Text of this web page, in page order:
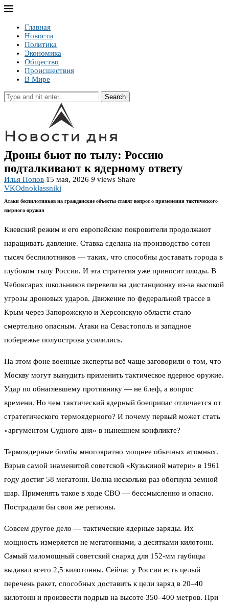
Главная
Новости
Политика
Экономика
Общество
Происшествия
В Мире
Search
Дроны бьют по тылу: Россию
подталкивают к ядерному ответу
Илья Попов 15 мая, 2026 9 views Share
VKOdnoklassniki
Атаки беспилотников на гражданские объекты ставят вопрос о применении тактического
ядерного оружия
Киевский режим и его европейские покровители продолжают
наращивать давление. Ставка сделана на производство сотен
тысяч беспилотников — таких, что способны доставать города в
глубоком тылу России. И эта стратегия уже приносит плоды. В
Чебоксарах школьников перевели на дистанционку из-за высокой
угрозы дроновых ударов. Движение по федеральной трассе в
Крым через Запорожскую и Херсонскую области стало
смертельно опасным. Атаки на Севастополь и западное
побережье полуострова усилились.
На этом фоне военные эксперты всё чаще заговорили о том, что
Москву могут вынудить применить тактическое ядерное оружие.
Удар по обнаглевшему противнику — не блеф, а вопрос
времени. Но чем тактический ядерный боеприпас отличается от
стратегического термоядерного? И почему первый может стать
«аргументом Судного дня» в нынешнем конфликте?
Термоядерные бомбы многократно мощнее обычных атомных.
Взрыв самой знаменитой советской «Кузькиной матери» в 1961
году достиг 58 мегатонн. Волна несколько раз обогнула земной
шар. Применять такое в ходе СВО — бессмысленно и опасно.
Пострадали бы свои же регионы.
Совсем другое дело — тактические ядерные заряды. Их
мощность измеряется не мегатоннами, а десятками килотонн.
Самый маломощный советский снаряд для 152-мм гаубицы
выдавал всего 2,5 килотонны. Сейчас у России есть целый
перечень ракет, способных доставить к цели заряд в 20–40
килотонн и произвести подрыв на высоте 350–400 метров. При